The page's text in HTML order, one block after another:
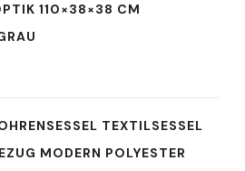
110×38×38 CM
TEXTILSESSEL
MODERN POLYESTER